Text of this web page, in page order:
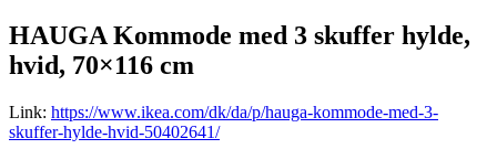
HAUGA Kommode med 3 skuffer hylde,
hvid, 70×116 cm
Link: https://www.ikea.com/dk/da/p/hauga-kommode-med-3-
skuffer-hylde-hvid-50402641/